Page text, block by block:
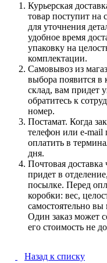
Курьерская
товар поступит на
для уточнения
удобное время
упаковку на
комплектации.
Самовывоз из
выбора появится в
склад, вам придет
обратитесь к
номер.
Постамат. Когда
телефон или e-mail
оплатить в
дня.
Почтовая доставка
придет в
посылке. Перед
коробки: вес,
самостоятельно вы
Один заказ может
его стоимость не
Назад к списку